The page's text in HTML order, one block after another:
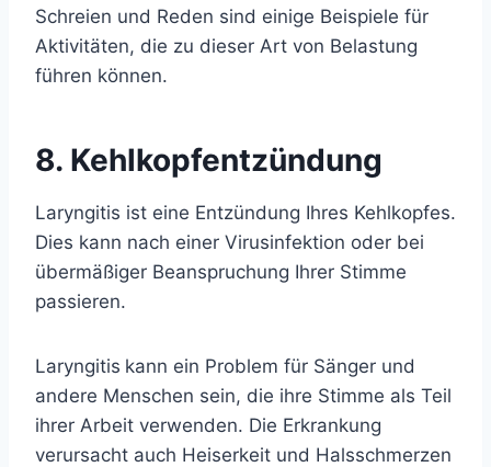
Schreien und Reden sind einige Beispiele für
Aktivitäten, die zu dieser Art von Belastung
führen können.
8. Kehlkopfentzündung
Laryngitis ist eine Entzündung Ihres Kehlkopfes.
Dies kann nach einer Virusinfektion oder bei
übermäßiger Beanspruchung Ihrer Stimme
passieren.
Laryngitis kann ein Problem für Sänger und
andere Menschen sein, die ihre Stimme als Teil
ihrer Arbeit verwenden. Die Erkrankung
verursacht auch Heiserkeit und Halsschmerzen